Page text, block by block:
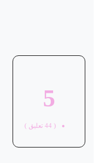
44 تعليق )